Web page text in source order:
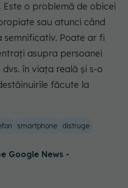
o problemă de obicei
sau atunci când
Poate ar fi
asupra persoanei
în viața reală și s-o
făcute la
smartphone distruge
Google News -